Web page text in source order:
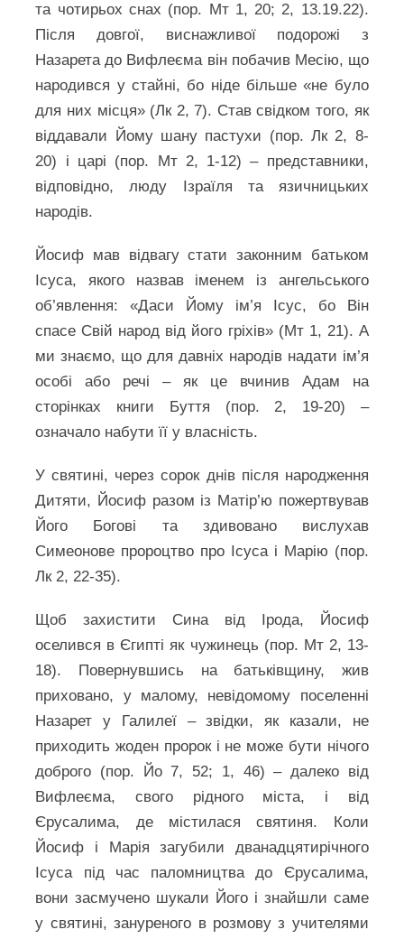
та чотирьох снах (пор. Мт 1, 20; 2, 13.19.22).
Після довгої, виснажливої подорожі з
Назарета до Вифлеєма він побачив Месію, що
народився у стайні, бо ніде більше «не було
для них місця» (Лк 2, 7). Став свідком того, як
віддавали Йому шану пастухи (пор. Лк 2, 8-
20) і царі (пор. Мт 2, 1-12) – представники,
відповідно, люду Ізраїля та язичницьких
народів.
Йосиф мав відвагу стати законним батьком
Ісуса, якого назвав іменем із ангельського
об’явлення: «Даси Йому ім’я Ісус, бо Він
спасе Свій народ від його гріхів» (Мт 1, 21). А
ми знаємо, що для давніх народів надати ім’я
особі або речі – як це вчинив Адам на
сторінках книги Буття (пор. 2, 19-20) –
означало набути її у власність.
У святині, через сорок днів після народження
Дитяти, Йосиф разом із Матір’ю пожертвував
Його Богові та здивовано вислухав
Симеонове пророцтво про Ісуса і Марію (пор.
Лк 2, 22-35).
Щоб захистити Сина від Ірода, Йосиф
оселився в Єгипті як чужинець (пор. Мт 2, 13-
18). Повернувшись на батьківщину, жив
приховано, у малому, невідомому поселенні
Назарет у Галилеї – звідки, як казали, не
приходить жоден пророк і не може бути нічого
доброго (пор. Йо 7, 52; 1, 46) – далеко від
Вифлеєма, свого рідного міста, і від
Єрусалима, де містилася святиня. Коли
Йосиф і Марія загубили дванадцятирічного
Ісуса під час паломництва до Єрусалима,
вони засмучено шукали Його і знайшли саме
у святині, зануреного в розмову з учителями